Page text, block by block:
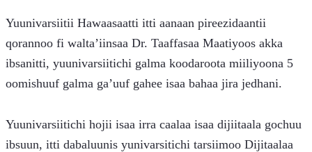
Yuunivarsiitii Hawaasaatti itti aanaan pireezidaantii
qorannoo fi walta’iinsaa Dr. Taaffasaa Maatiyoos akka
ibsanitti, yuunivarsiitichi galma koodaroota miiliyoona 5
oomishuuf galma ga’uuf gahee isaa bahaa jira jedhani.
Yuunivarsiitichi hojii isaa irra caalaa isaa dijiitaala gochuu
ibsuun, itti dabaluunis yunivarsitichi tarsiimoo Dijitaalaa